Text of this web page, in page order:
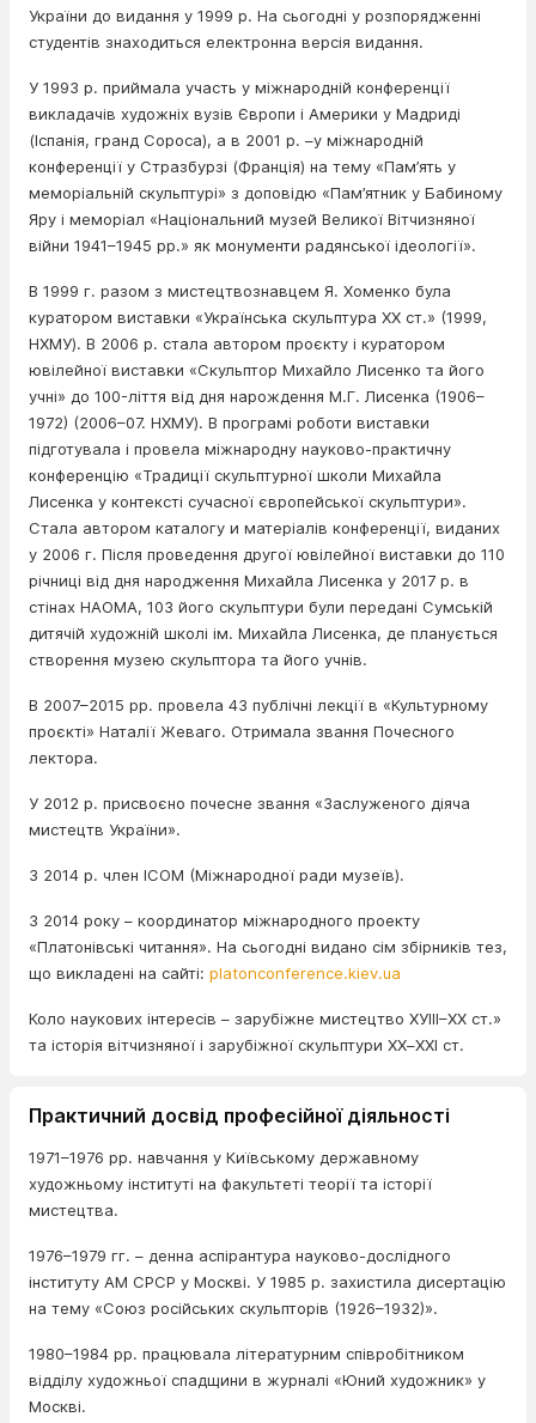
України до видання у 1999 р. На сьогодні у розпорядженні
студентів знаходиться електронна версія видання.
У 1993 р. приймала участь у міжнародній конференції
викладачів художніх вузів Європи і Америки у Мадриді
(Іспанія, гранд Сороса), а в 2001 р. –у міжнародній
конференції у Стразбурзі (Франція) на тему «Пам’ять у
меморіальній скульптурі» з доповідю «Пам’ятник у Бабиному
Яру і меморіал «Національний музей Великої Вітчизняної
війни 1941–1945 рр.» як монументи радянської ідеології».
В 1999 г. разом з мистецтвознавцем Я. Хоменко була
куратором виставки «Українська скульптура ХХ ст.» (1999,
НХМУ). В 2006 р. стала автором проєкту і куратором
ювілейної виставки «Скульптор Михайло Лисенко та його
учні» до 100-ліття від дня нарождення М.Г. Лисенка (1906–
1972) (2006–07. НХМУ). В програмі роботи виставки
підготувала і провела міжнародну науково-практичну
конференцію «Традиції скульптурної школи Михайла
Лисенка у контексті сучасної європейської скульптури».
Стала автором каталогу и матеріалів конференції, виданих
у 2006 г. Після проведення другої ювілейної виставки до 110
річниці від дня народження Михайла Лисенка у 2017 р. в
стінах НАОМА, 103 його скульптури були передані Сумській
дитячій художній школі ім. Михайла Лисенка, де планується
створення музею скульптора та його учнів.
В 2007–2015 рр. провела 43 публічні лекції в «Культурному
проєкті» Наталії Жеваго. Отримала звання Почесного
лектора.
У 2012 р. присвоєно почесне звання «Заслуженого діяча
мистецтв України».
З 2014 р. член ICOM (Міжнародної ради музеїв).
З 2014 року – координатор міжнародного проекту
«Платонівські читання». На сьогодні видано сім збірників тез,
що викладені на сайті: platonconference.kiev.ua
Коло наукових інтересів – зарубіжне мистецтво ХУIII–XX ст.»
та історія вітчизняної і зарубіжної скульптури ХХ–ХХI ст.
Практичний досвід професійної діяльності
1971–1976 рр. навчання у Київському державному
художньому інституті на факультеті теорії та історії
мистецтва.
1976–1979 гг. – денна аспірантура науково-дослідного
інституту АМ СРСР у Москві. У 1985 р. захистила дисертацію
на тему «Союз російських скульпторів (1926–1932)».
1980–1984 рр. працювала літературним співробітником
відділу художньої спадщини в журналі «Юний художник» у
Москві.